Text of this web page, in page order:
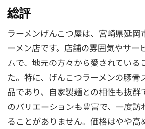
総評
ラーメンげんこつ屋は、宮崎県延岡
ーメン店です。店舗の雰囲気やサー
ムで、地元の方々から愛されている
た。特に、げんこつラーメンの豚骨
品であり、自家製麺との相性も抜群
のバリエーションも豊富で、一度訪
ることがありません。価格はやや高